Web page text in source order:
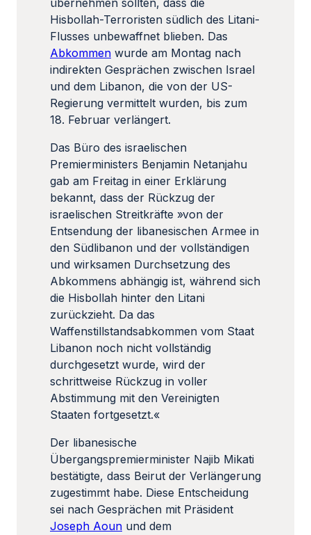
übernehmen sollten, dass die
Hisbollah-Terroristen südlich des Litani-
Flusses unbewaffnet blieben. Das
Abkommen wurde am Montag nach
indirekten Gesprächen zwischen Israel
und dem Libanon, die von der US-
Regierung vermittelt wurden, bis zum
18. Februar verlängert.
Das Büro des israelischen
Premierministers Benjamin Netanjahu
gab am Freitag in einer Erklärung
bekannt, dass der Rückzug der
israelischen Streitkräfte »von der
Entsendung der libanesischen Armee in
den Südlibanon und der vollständigen
und wirksamen Durchsetzung des
Abkommens abhängig ist, während sich
die Hisbollah hinter den Litani
zurückzieht. Da das
Waffenstillstandsabkommen vom Staat
Libanon noch nicht vollständig
durchgesetzt wurde, wird der
schrittweise Rückzug in voller
Abstimmung mit den Vereinigten
Staaten fortgesetzt.«
Der libanesische
Übergangspremierminister Najib Mikati
bestätigte, dass Beirut der Verlängerung
zugestimmt habe. Diese Entscheidung
sei nach Gesprächen mit Präsident
Joseph Aoun und dem